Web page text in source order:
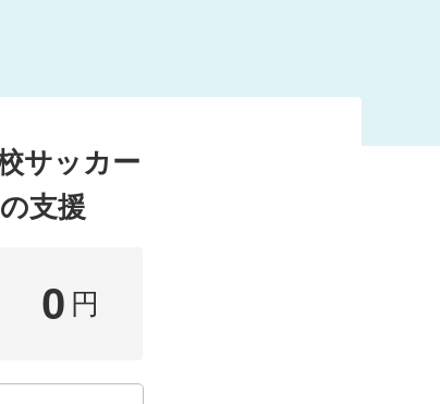
サッカー
支援
0 円